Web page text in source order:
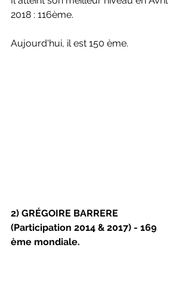
2018 : 116ème.
Aujourd'hui, il est 150 ème.
2) GRÉGOIRE BARRERE
(Participation 2014 & 2017) - 169
ème mondiale.